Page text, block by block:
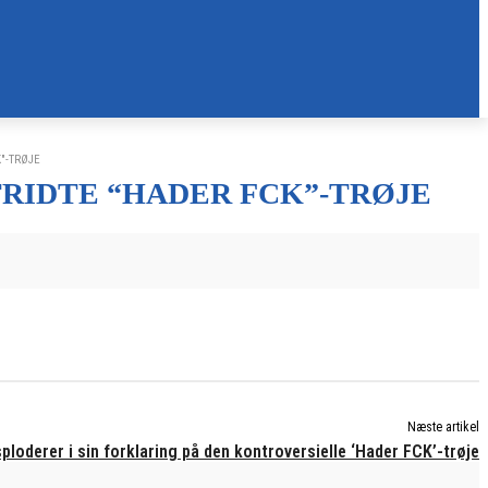
TRØJE
“HADER FCK”-TRØJE
Næste artikel
i sin forklaring på den kontroversielle ‘Hader FCK’-trøje